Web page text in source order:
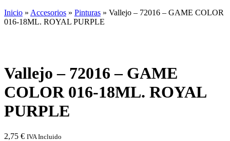
Inicio » Accesorios » Pinturas » Vallejo – 72016 – GAME COLOR
016-18ML. ROYAL PURPLE
Vallejo – 72016 – GAME
COLOR 016-18ML. ROYAL
PURPLE
2,75 € IVA Incluido